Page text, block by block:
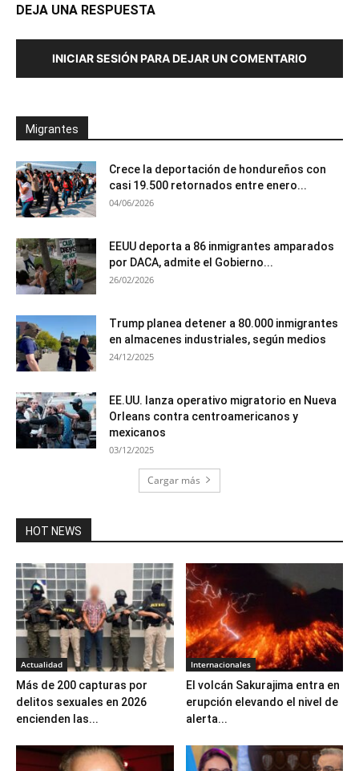
DEJA UNA RESPUESTA
INICIAR SESIÓN PARA DEJAR UN COMENTARIO
Migrantes
Crece la deportación de hondureños con
casi 19.500 retornados entre enero...
04/06/2026
EEUU deporta a 86 inmigrantes amparados
por DACA, admite el Gobierno...
26/02/2026
Trump planea detener a 80.000 inmigrantes
en almacenes industriales, según medios
24/12/2025
EE.UU. lanza operativo migratorio en Nueva
Orleans contra centroamericanos y
mexicanos
03/12/2025
Cargar más
HOT NEWS
Actualidad
Más de 200 capturas por
delitos sexuales en 2026
encienden las...
Internacionales
El volcán Sakurajima entra en
erupción elevando el nivel de
alerta...